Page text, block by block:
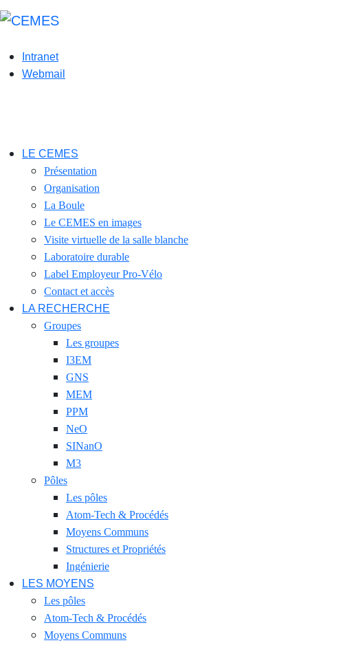
Intranet
Webmail
LE CEMES
Présentation
Organisation
La Boule
Le CEMES en images
Visite virtuelle de la salle blanche
Laboratoire durable
Label Employeur Pro-Vélo
Contact et accès
LA RECHERCHE
Groupes
Les groupes
I3EM
GNS
MEM
PPM
NeO
SINanO
M3
Pôles
Les pôles
Atom-Tech & Procédés
Moyens Communs
Structures et Propriétés
Ingénierie
LES MOYENS
Les pôles
Atom-Tech & Procédés
Moyens Communs